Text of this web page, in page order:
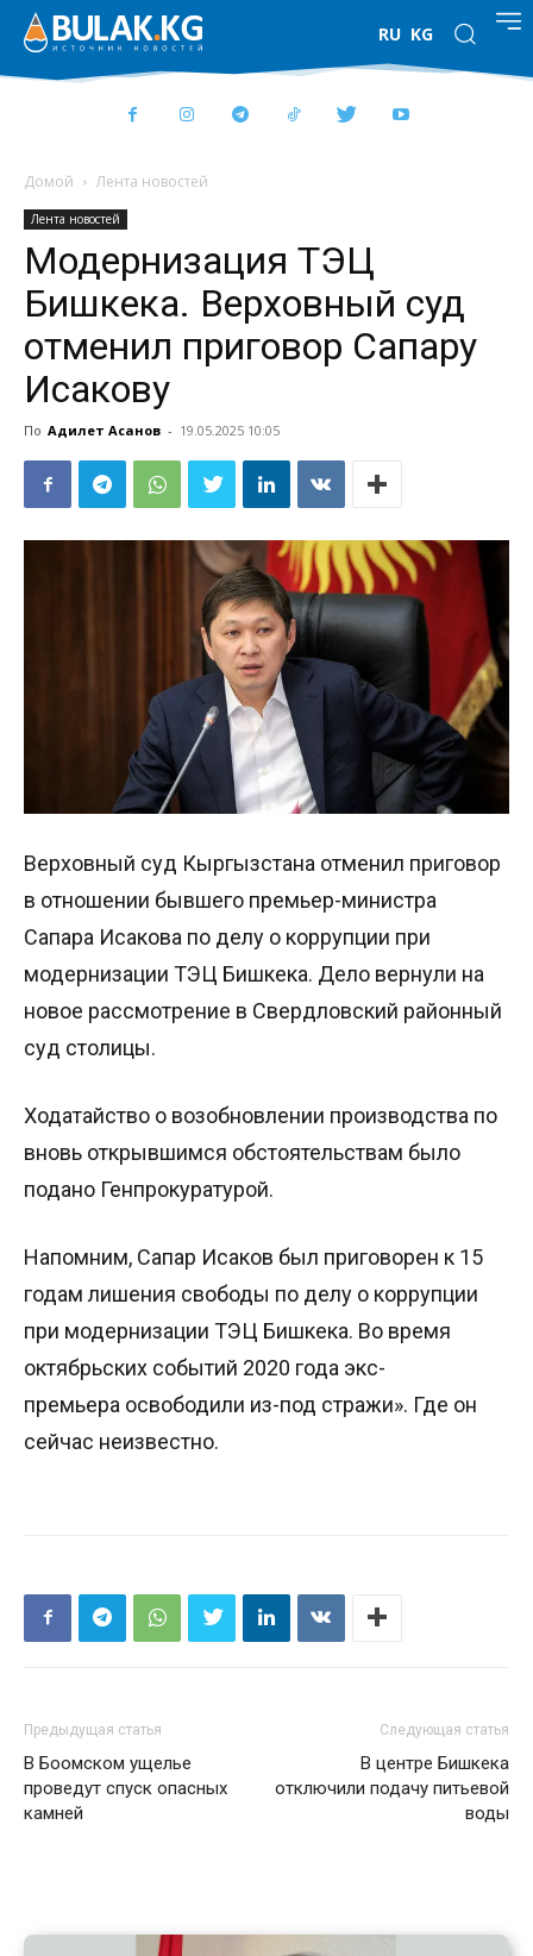
RU KG
Домой Лента новостей
Лента новостей
Модернизация ТЭЦ
Бишкека. Верховный суд
отменил приговор Сапару
Исакову
По Адилет Асанов - 19.05.2025 10:05
Верховный суд Кыргызстана отменил приговор
в отношении бывшего премьер-министра
Сапара Исакова по делу о коррупции при
модернизации ТЭЦ Бишкека. Дело вернули на
новое рассмотрение в Свердловский районный
суд столицы.
Ходатайство о возобновлении производства по
вновь открывшимся обстоятельствам было
подано Генпрокуратурой.
Напомним, Сапар Исаков был приговорен к 15
годам лишения свободы по делу о коррупции
при модернизации ТЭЦ Бишкека. Во время
октябрьских событий 2020 года экс-
премьера освободили из-под стражи». Где он
сейчас неизвестно.
Предыдущая статья
В Боомском ущелье
проведут спуск опасных
камней
Следующая статья
В центре Бишкека
отключили подачу питьевой
воды